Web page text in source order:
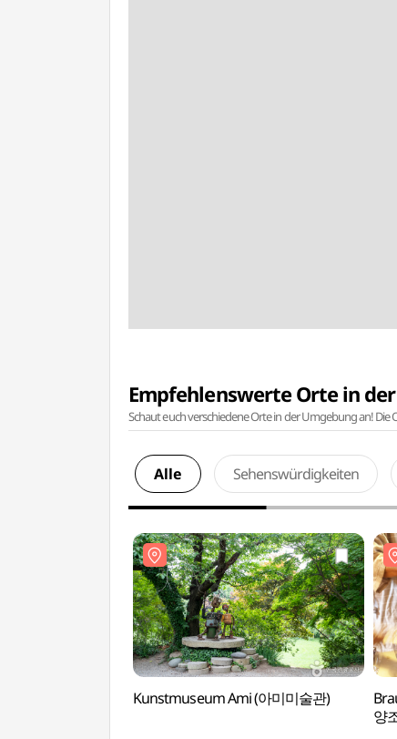
Empfehlenswerte Orte in
Schaut euch verschiedene Orte in der Umgebung an!
Alle Sehenswürdigkeiten
Kunstmuseum Ami (아미미술관)
양